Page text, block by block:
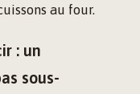
au four.
: un
sous-